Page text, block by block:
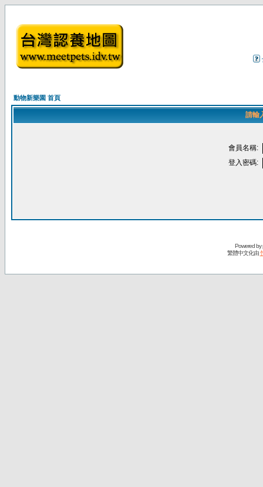
動物新樂園 首頁
請輸
會員名稱:
登入密碼:
Powered by
繁體中文化由